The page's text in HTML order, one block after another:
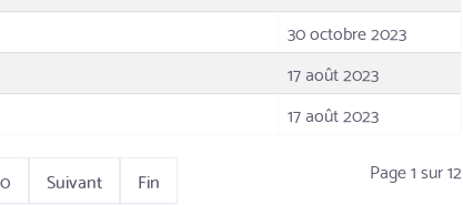
30 octobre 2023
17 août 2023
17 août 2023
Page 1 sur 12
Suivant Fin